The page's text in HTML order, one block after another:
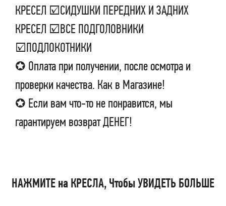
КРЕСЕЛ ☑СИДУШКИ ПЕРЕДНИХ И ЗАДНИХ
КРЕСЕЛ ☑ВСЕ ПОДГОЛОВНИКИ
☑ПОДЛОКОТНИКИ
✪ Оплата при получении, после осмотра и
проверки качества. Как в Магазине!
✪ Если вам что-то не понравится, мы
гарантируем возврат ДЕНЕГ!
НАЖМИТЕ на КРЕСЛА, Чтобы УВИДЕТЬ БОЛЬШЕ